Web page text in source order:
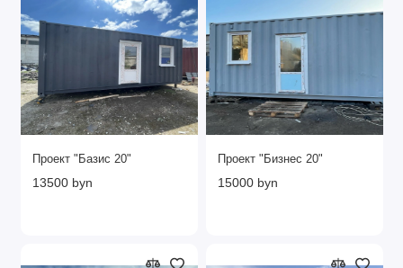
Проект "Базис 20"
13500 byn
Проект "Бизнес 20"
15000 byn